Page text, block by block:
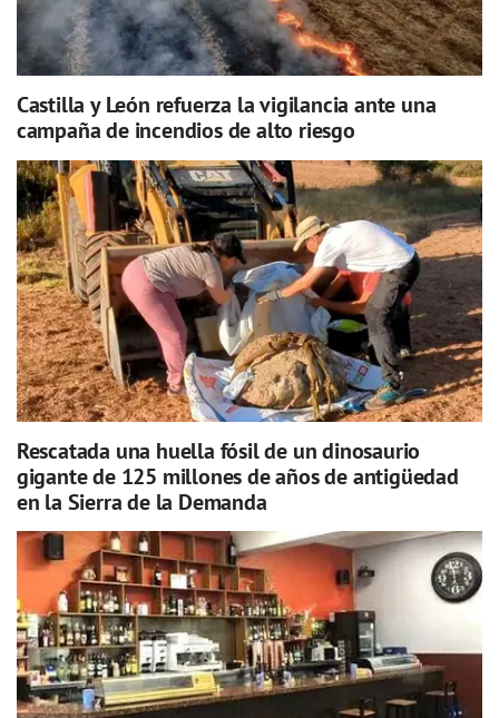
Castilla y León refuerza la vigilancia ante una
campaña de incendios de alto riesgo
Rescatada una huella fósil de un dinosaurio
gigante de 125 millones de años de antigüedad
en la Sierra de la Demanda